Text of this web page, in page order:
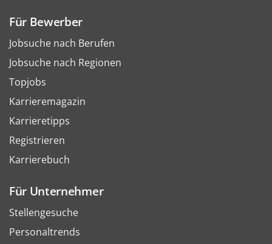
Für Bewerber
Jobsuche nach Berufen
Jobsuche nach Regionen
Topjobs
Karrieremagazin
Karrieretipps
Registrieren
Karrierebuch
Für Unternehmer
Stellengesuche
Personaltrends